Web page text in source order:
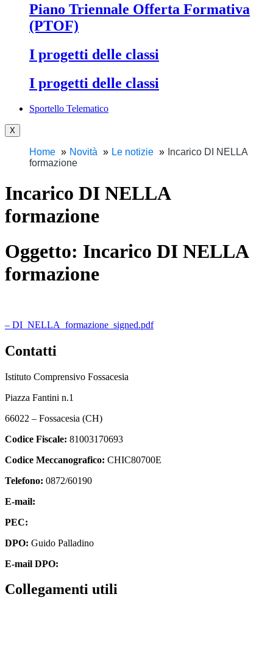
Piano Triennale Offerta Formativa
(PTOF)
I progetti delle classi
I progetti delle classi
Sportello Telematico
X
Home Novità Le notizie
Incarico DI NELLA
formazione
Incarico DI NELLA
formazione
Oggetto: Incarico DI NELLA
formazione
– DI_NELLA_formazione_signed.pdf
Contatti
Istituto Comprensivo Fossacesia
Piazza Fantini n.1
66022 – Fossacesia (CH)
Codice Fiscale: 81003170693
Codice Meccanografico: CHIC80700E
Telefono: 0872/60190
E-mail:
PEC:
DPO: Guido Palladino
E-mail DPO:
Collegamenti utili